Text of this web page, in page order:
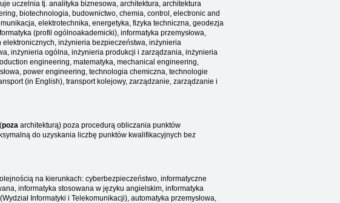
uczelnia tj. analityka biznesowa, architektura, architektura
biotechnologia, budownictwo, chemia, control, electronic and
elektrotechnika, energetyka, fizyka techniczna, geodezja
(profil ogólnoakademicki), informatyka przemysłowa,
elektronicznych, inżynieria bezpieczeństwa, inżynieria
inżynieria ogólna, inżynieria produkcji i zarządzania, inżynieria
engineering, matematyka, mechanical engineering,
power engineering, technologia chemiczna, technologie
(in English), transport kolejowy, zarządzanie, zarządzanie i
poza architekturą) poza procedurą obliczania punktów
do uzyskania liczbę punktów kwalifikacyjnych bez
na kierunkach: cyberbezpieczeństwo, informatyczne
informatyka stosowana w języku angielskim, informatyka
Informatyki i Telekomunikacji), automatyka przemysłowa,